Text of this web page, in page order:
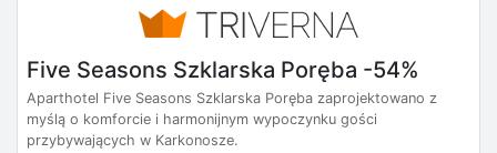
Five Seasons Szklarska Poręba -54%
Aparthotel Five Seasons Szklarska Poręba zaprojektowano z
myślą o komforcie i harmonijnym wypoczynku gości
przybywających w Karkonosze.